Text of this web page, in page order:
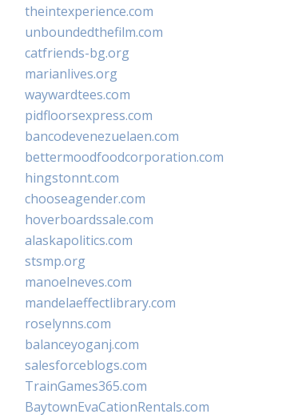
theintexperience.com
unboundedthefilm.com
catfriends-bg.org
marianlives.org
waywardtees.com
pidfloorsexpress.com
bancodevenezuelaen.com
bettermoodfoodcorporation.com
hingstonnt.com
chooseagender.com
hoverboardssale.com
alaskapolitics.com
stsmp.org
manoelneves.com
mandelaeffectlibrary.com
roselynns.com
balanceyoganj.com
salesforceblogs.com
TrainGames365.com
BaytownEvaCationRentals.com